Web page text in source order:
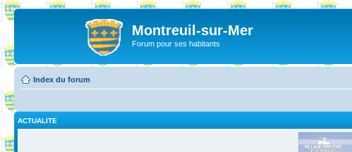
Montreuil-sur-Mer
Forum pour ses habitants
Index du forum
ACTUALITE